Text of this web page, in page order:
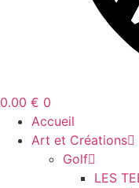
0.00 € 0
Accueil
Art et Créations
Golf
LES